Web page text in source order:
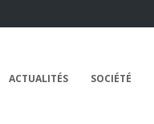
ACTUALITÉS SOCIÉTÉ